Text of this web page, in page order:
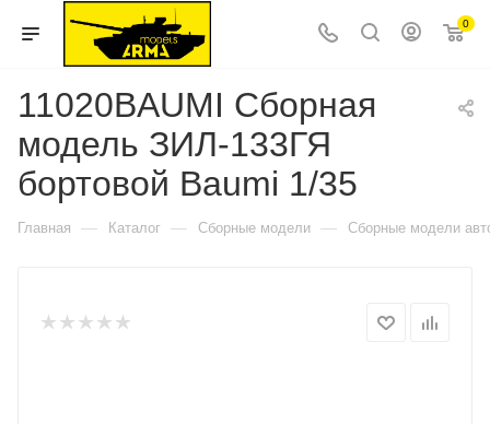
0
11020BAUMI Сборная
модель ЗИЛ-133ГЯ
бортовой Baumi 1/35
Главная — Каталог — Сборные модели — Сборные модели